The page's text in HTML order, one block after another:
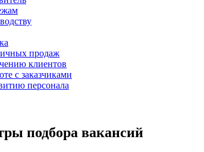
продаж
клиентов
с заказчиками
персонала
подбора вакансий